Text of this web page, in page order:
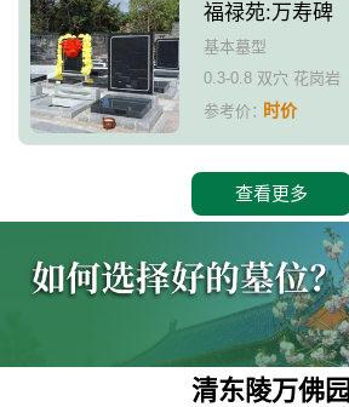
福禄苑:万寿碑
基本墓型
0.3-0.8 双穴 花岗岩
参考价：时价
查看更多
清东陵万佛园